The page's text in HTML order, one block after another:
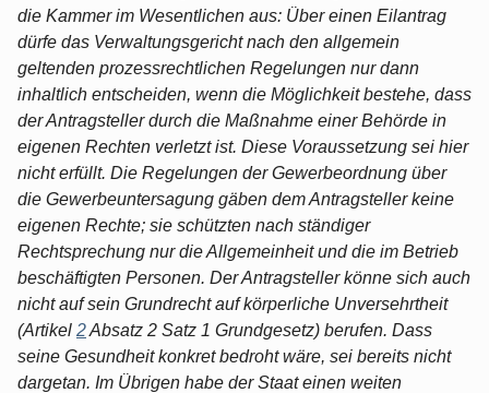
die Kammer im Wesentlichen aus: Über einen Eilantrag
dürfe das Verwaltungsgericht nach den allgemein
geltenden prozessrechtlichen Regelungen nur dann
inhaltlich entscheiden, wenn die Möglichkeit bestehe, dass
der Antragsteller durch die Maßnahme einer Behörde in
eigenen Rechten verletzt ist. Diese Voraussetzung sei hier
nicht erfüllt. Die Regelungen der Gewerbeordnung über
die Gewerbeuntersagung gäben dem Antragsteller keine
eigenen Rechte; sie schützten nach ständiger
Rechtsprechung nur die Allgemeinheit und die im Betrieb
beschäftigten Personen. Der Antragsteller könne sich auch
nicht auf sein Grundrecht auf körperliche Unversehrtheit
(Artikel 2Absatz 2 Satz 1 Grundgesetz) berufen. Dass
seine Gesundheit konkret bedroht wäre, sei bereits nicht
dargetan. Im Übrigen habe der Staat einen weiten